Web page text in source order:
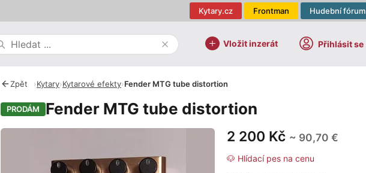
Hudební fórum
Frontman
Kytary.cz
Vložit inzerát Přihlásit se
Zpět ›Kytary›Kytarové efekty›Fender MTG tube distortion
PRODÁM Fender MTG tube distortion
Fotografie 2 200 Kč ~ 90,70 €
🐶 Hlídací pes na cenu